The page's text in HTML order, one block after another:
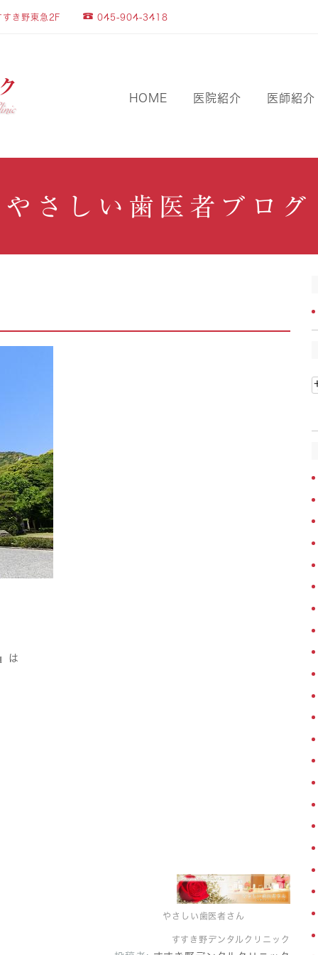
き野東急2F 045-904-3418
HOME 医院紹介 医師紹介
やさしい歯医者ブログ
は
やさしい歯医者さん
すすき野デンタルクリニック